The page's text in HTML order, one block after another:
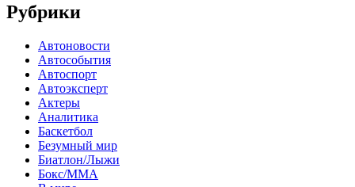
Рубрики
Автоновости
Автособытия
Автоспорт
Автоэксперт
Актеры
Аналитика
Баскетбол
Безумный мир
Биатлон/Лыжи
Бокс/MMA